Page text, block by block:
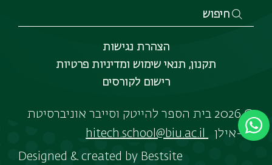
חיפוש
הצהרת נגישות
תקנון, תנאי שימוש ומדיניות פרטיות
רישום לקורסים
© 2026 בית הספר להייטק וסייבר אוניברסיטת
בר-אילן
Designed & created by Bestsite